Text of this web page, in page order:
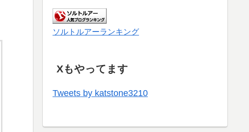
ソルトルアーランキング
Xもやってます
Tweets by katstone3210